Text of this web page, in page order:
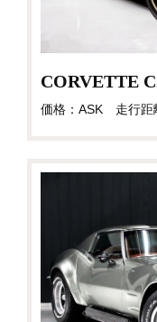
CORVETTE
価格：ASK 走行距